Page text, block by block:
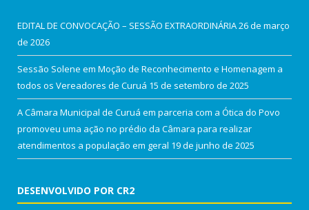
EDITAL DE CONVOCAÇÃO – SESSÃO EXTRAORDINÁRIA26 de março
de 2026
Sessão Solene em Moção de Reconhecimento e Homenagem a
todos os Vereadores de Curuá 15 de setembro de 2025
A Câmara Municipal de Curuá em parceria com a Ótica do Povo
promoveu uma ação no prédio da Câmara para realizar
atendimentos a população em geral 19 de junho de 2025
DESENVOLVIDO POR CR2